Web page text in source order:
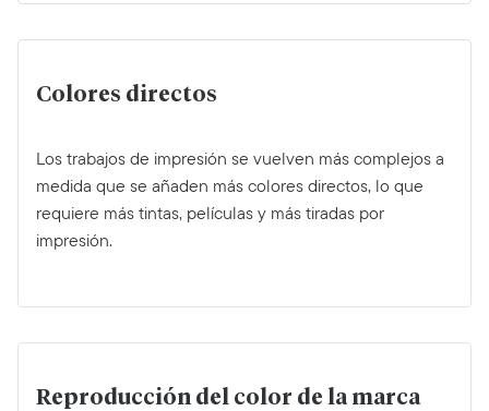
Colores directos
Los trabajos de impresión se vuelven más complejos a
medida que se añaden más colores directos, lo que
requiere más tintas, películas y más tiradas por
impresión.
Reproducción del color de la marca